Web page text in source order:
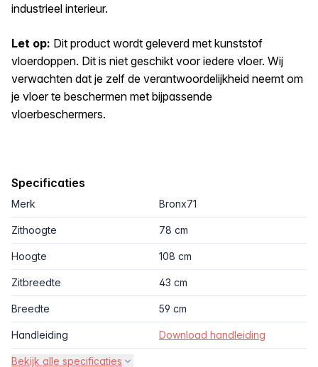
industrieel interieur.
Let op: Dit product wordt geleverd met kunststof
vloerdoppen. Dit is niet geschikt voor iedere vloer. Wij
verwachten dat je zelf de verantwoordelijkheid neemt om
je vloer te beschermen met bijpassende
vloerbeschermers.
Specificaties
Merk Bronx71
Zithoogte 78 cm
Hoogte 108 cm
Zitbreedte 43 cm
Breedte 59 cm
Handleiding Download handleiding
Bekijk alle specificaties